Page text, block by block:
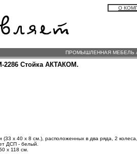
О
ПРОМЫШЛЕННАЯ МЕБЕЛЬ
2286 Стойка АКТАКОМ.
(33 х 40 х 8 см.), расположенных в два ряда, 2
ДСП - белый.
х 118 см.